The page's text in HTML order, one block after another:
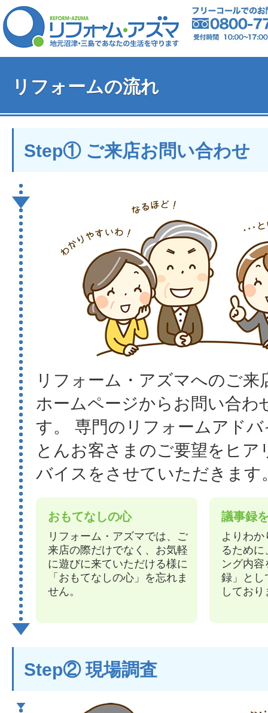
リフォームの流れ
Step① ご来店お問い合わせ
リフォーム・アズマへのご来
ホームページからお問い合わ
す。 専門のリフォームアド
とんお客さまのご要望をヒア
バイスをさせていただきます
おもてなしの心
リフォーム・アズマでは、ご
来店の際だけでなく、お気軽
に遊びに来ていただける様に
「おもてなしの心」を忘れま
せん。
議事録
よりわ
るため
ング内
録」とし
してお
Step② 現場調査